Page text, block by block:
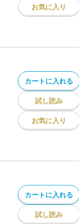
争から始まります。
のかも知れないです
お気に入り
カートに入れる
試し読み
お気に入り
カートに入れる
試し読み